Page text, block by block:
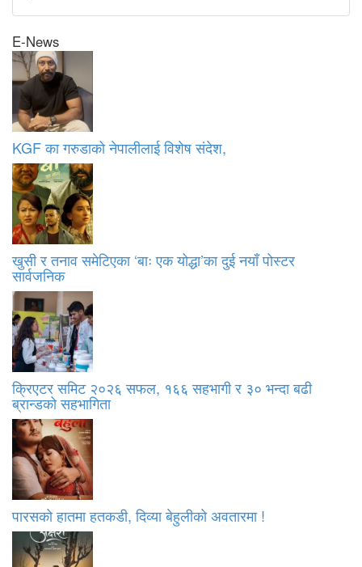
E-News
KGF का गरुडाको नेपालीलाई विशेष संदेश,
खुसी र तनाव समेटिएका ‘बाः एक योद्धा’का दुई नयाँ पोस्टर
सार्वजनिक
क्रिएटर समिट २०२६ सफल, १६६ सहभागी र ३० भन्दा बढी
ब्रान्डको सहभागिता
पारसको हातमा हतकडी, दिव्या बेहुलीको अवतारमा !